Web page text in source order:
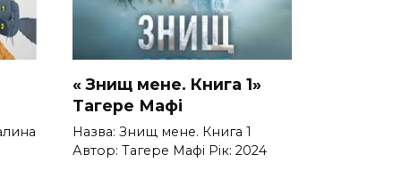
« Знищ мене. Книга 1»
Тагере Мафі
Назва: Знищ мене. Книга 1
Автор: Тагере Мафі Рік: 2024